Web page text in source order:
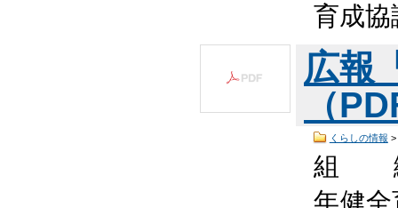
育成
広報
（
くらしの情報 >
組
年健